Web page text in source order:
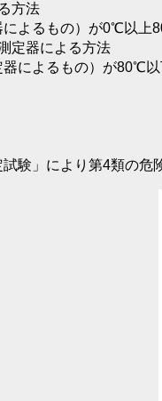
方法
よるもの）が0℃以上
定器による方法
よるもの）が80℃以
」により第4類の危